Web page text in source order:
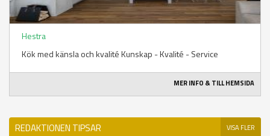
Hestra
Kök med känsla och kvalité Kunskap - Kvalité - Service
MER INFO & TILL HEMSIDA
REDAKTIONEN TIPSAR VISA FLER